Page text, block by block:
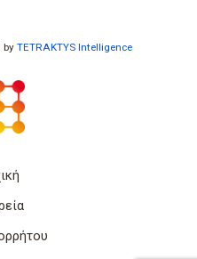
by TETRAKTYS Intelligence